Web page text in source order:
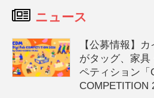
ニュース
【公募情報】
がタッグ、家具
ペティション「
COMPETITION